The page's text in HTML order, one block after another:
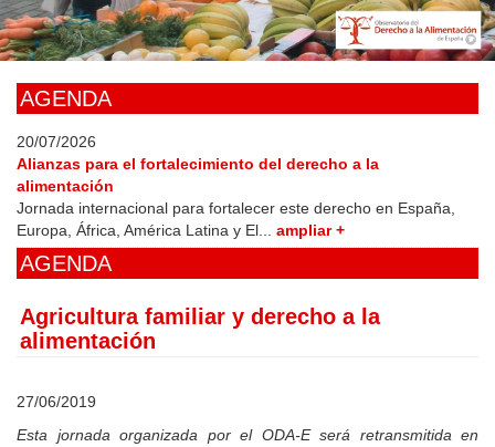
Skip
to
main
AGENDA
20/07/2026
Alianzas para el fortalecimiento del derecho a la
alimentación
Jornada internacional para fortalecer este derecho en España,
Europa, África, América Latina y El... ampliar +
AGENDA
Agricultura familiar y derecho a la
alimentación
27/06/2019
Esta jornada organizada por el ODA-E será retransmitida en